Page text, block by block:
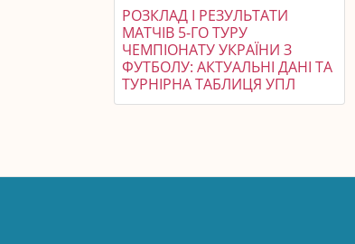
РОЗКЛАД І РЕЗУЛЬТАТИ
МАТЧІВ 5-ГО ТУРУ
ЧЕМПІОНАТУ УКРАЇНИ З
ФУТБОЛУ: АКТУАЛЬНІ ДАНІ ТА
ТУРНІРНА ТАБЛИЦЯ УПЛ